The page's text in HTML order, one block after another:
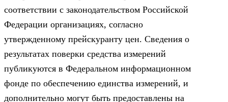
соответствии с законодательством Российской
Федерации организациях, согласно
утвержденному прейскуранту цен. Сведения о
результатах поверки средства измерений
публикуются в Федеральном информационном
фонде по обеспечению единства измерений, и
дополнительно могут быть предоставлены на